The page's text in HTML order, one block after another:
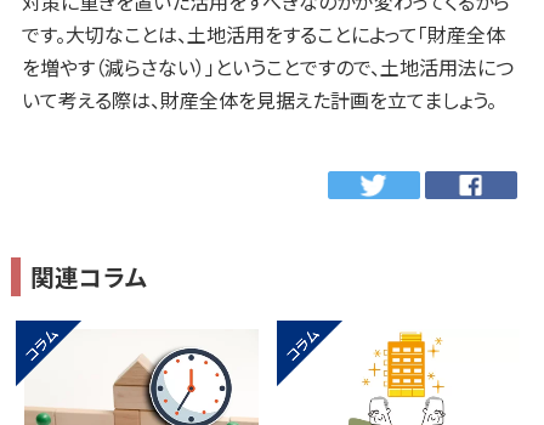
です。大切なことは、土地活用をすることによって「財産全体
を増やす（減らさない）」ということですので、土地活用法につ
いて考える際は、財産全体を見据えた計画を立てましょう。
関連コラム